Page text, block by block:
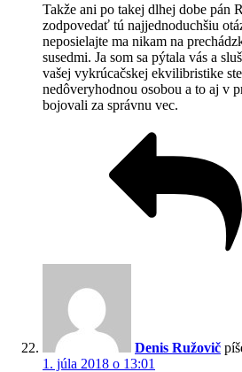
Takže ani po takej dlhej dobe pán
zodpovedať tú najjednoduchšiu
neposielajte ma nikam na
susedmi. Ja som sa pýtala vás a
vašej vykrúcačskej ekvilibristike
nedôveryhodnou osobou a to aj v
bojovali za správnu vec.
Denis Ružovič
1. júla 2018 o 13:01